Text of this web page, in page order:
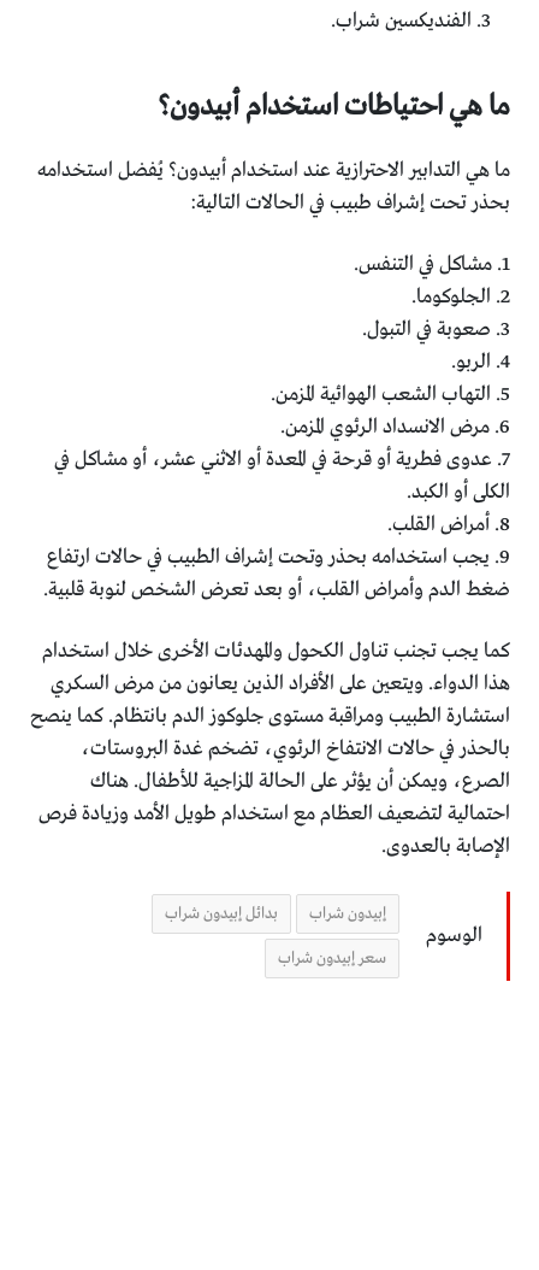
الفنديكسين شراب.
ما هي احتياطات استخدام أبيدون؟
ما هي التدابير الاحترازية عند استخدام أبيدون؟ يُفضل استخدامه
بحذر تحت إشراف طبيب في الحالات التالية:
1. مشاكل في التنفس.
2. الجلوكوما.
3. صعوبة في التبول.
4. الربو.
5. التهاب الشعب الهوائية المزمن.
6. مرض الانسداد الرئوي المزمن.
7. عدوى فطرية أو قرحة في المعدة أو الاثني عشر، أو مشاكل في
الكلى أو الكبد.
8. أمراض القلب.
9. يجب استخدامه بحذر وتحت إشراف الطبيب في حالات ارتفاع
ضغط الدم وأمراض القلب، أو بعد تعرض الشخص لنوبة قلبية.
كما يجب تجنب تناول الكحول والمهدئات الأخرى خلال استخدام
هذا الدواء. ويتعين على الأفراد الذين يعانون من مرض السكري
استشارة الطبيب ومراقبة مستوى جلوكوز الدم بانتظام. كما ينصح
بالحذر في حالات الانتفاخ الرئوي، تضخم غدة البروستات،
الصرع، ويمكن أن يؤثر على الحالة المزاجية للأطفال. هناك
احتمالية لتضعيف العظام مع استخدام طويل الأمد وزيادة فرص
الإصابة بالعدوى.
الوسوم
إبيدون شراب بدائل إبيدون شراب
سعر إبيدون شراب